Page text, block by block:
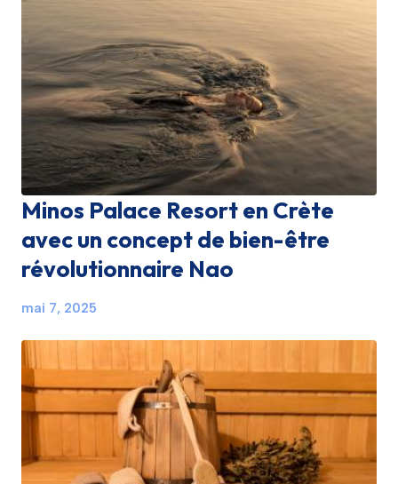
Minos Palace Resort en Crète
avec un concept de bien-être
révolutionnaire Nao
mai 7, 2025